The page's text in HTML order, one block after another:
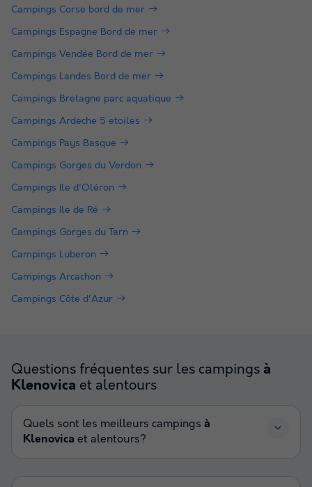
Campings Corse bord de mer
Campings Espagne Bord de mer
Campings Vendée Bord de mer
Campings Landes Bord de mer
Campings Bretagne parc aquatique
Campings Ardeche 5 etoiles
Campings Pays Basque
Campings Gorges du Verdon
Campings Ile d'Oléron
Campings Ile de Ré
Campings Gorges du Tarn
Campings Luberon
Campings Arcachon
Campings Côte d'Azur
Questions fréquentes sur les campings à
Klenovica et alentours
Quels sont les meilleurs campings à
Klenovica et alentours?